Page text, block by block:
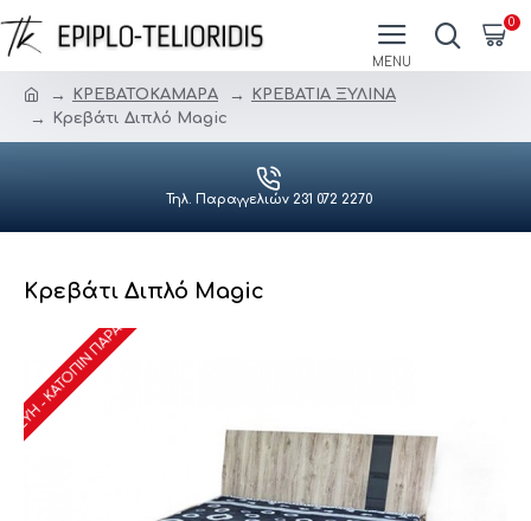
0
ΚΡΕΒΑΤΟΚΑΜΑΡΑ
ΚΡΕΒΑΤΙΑ ΞΥΛΙΝΑ
Κρεβάτι Διπλό Magic
Τηλ. Παραγγελιών 231 072 2270
Κρεβάτι Διπλό Magic
ΠΑΡΑΓΓΕΛΊΑΣ